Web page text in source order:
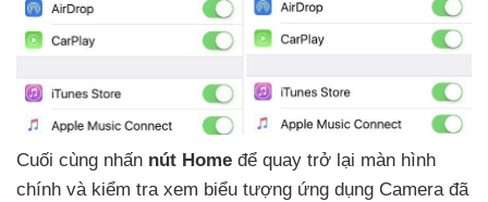
Cuối cùng nhấn nút Home để quay trở lại màn hình
chính và kiểm tra xem biểu tượng ứng dụng Camera đã